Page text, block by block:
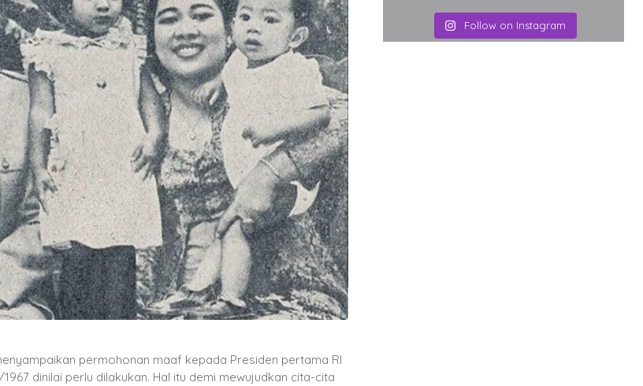
permohonan maaf kepada Presiden pertama RI
dinilai perlu dilakukan. Hal itu demi mewujudkan cita-cita
Follow on Instagram